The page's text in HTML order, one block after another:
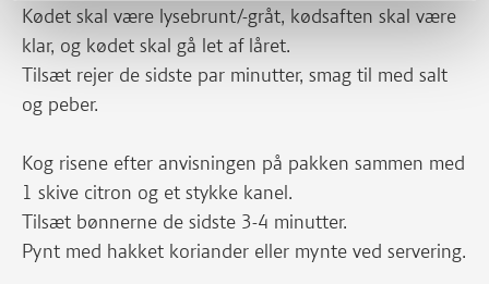
Kødet skal være lysebrunt/-gråt, kødsaften skal være
klar, og kødet skal gå let af låret.
Tilsæt rejer de sidste par minutter, smag til med salt
og peber.
Kog risene efter anvisningen på pakken sammen med
1 skive citron og et stykke kanel.
Tilsæt bønnerne de sidste 3-4 minutter.
Pynt med hakket koriander eller mynte ved servering.